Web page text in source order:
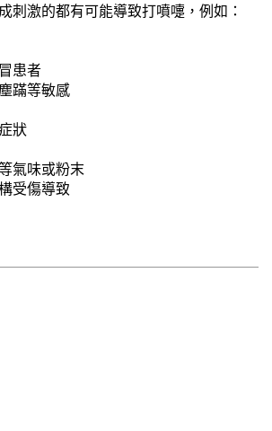
刺激的都有可能導致打噴嚏，例如：
患者
蹣等敏感
狀
氣味或粉末
受傷導致